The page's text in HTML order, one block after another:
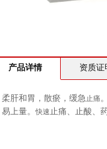
产品详情 资质证
柔肝和胃，散瘀，缓急 止痛
易上量。快速 止痛、止酸、